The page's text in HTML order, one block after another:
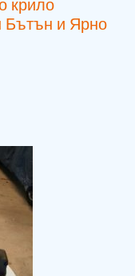
крило
Бътън и Ярно